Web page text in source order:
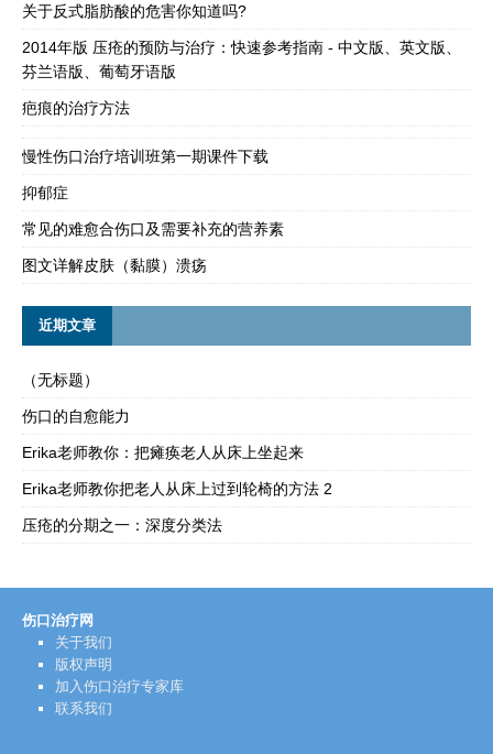
关于反式脂肪酸的危害你知道吗?
2014年版 压疮的预防与治疗：快速参考指南 - 中文版、英文版、
芬兰语版、葡萄牙语版
疤痕的治疗方法
慢性伤口治疗培训班第一期课件下载
抑郁症
常见的难愈合伤口及需要补充的营养素
图文详解皮肤（黏膜）溃疡
近期文章
（无标题）
伤口的自愈能力
Erika老师教你：把瘫痪老人从床上坐起来
Erika老师教你把老人从床上过到轮椅的方法 2
压疮的分期之一：深度分类法
伤口治疗网
关于我们
版权声明
加入伤口治疗专家库
联系我们